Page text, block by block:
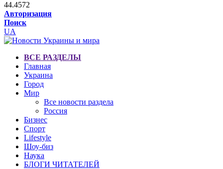
44.4572
Авторизация
Поиск
UA
ВСЕ РАЗДЕЛЫ
Главная
Украина
Город
Мир
Все новости раздела
Россия
Бизнес
Спорт
Lifestyle
Шоу-биз
Наука
БЛОГИ ЧИТАТЕЛЕЙ